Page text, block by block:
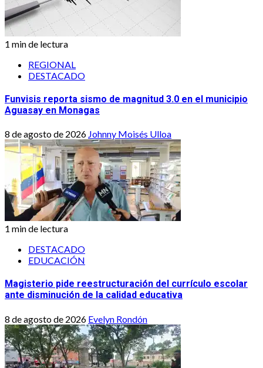
1 min de lectura
REGIONAL
DESTACADO
Funvisis reporta sismo de magnitud 3.0 en el municipio
Aguasay en Monagas
8 de agosto de 2026 Johnny Moisés Ulloa
1 min de lectura
DESTACADO
EDUCACIÓN
Magisterio pide reestructuración del currículo escolar
ante disminución de la calidad educativa
8 de agosto de 2026 Evelyn Rondón